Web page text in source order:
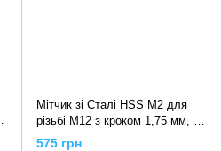
Мітчик зі Сталі HSS M2 для
різьбі М12 з кроком 1,75 мм, l =
110 мм, YT-2944 YATO
575 грн